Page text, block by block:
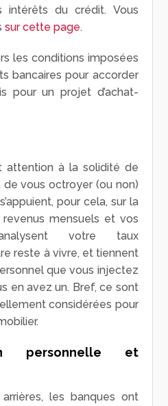
intérêts du crédit. Vous
sur cette page.
les conditions imposées
bancaires pour accorder
pour un projet d’achat-
attention à la solidité de
vous octroyer (ou non)
pour cela, sur la
mensuels et vos
votre taux
reste à vivre, et tiennent
que vous injectez
en avez un. Bref, ce sont
considérées pour
personnelle et
les banques ont